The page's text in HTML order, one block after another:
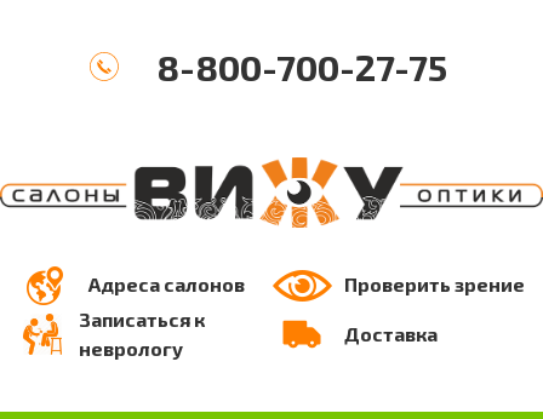
8-800-700-27-75
Адреса салонов
Проверить зрение
Записаться к
неврологу
Доставка